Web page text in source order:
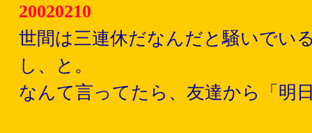
20020210
世間は三連休だなんだと騒いでい
し、と。
なんて言ってたら、友達から「明